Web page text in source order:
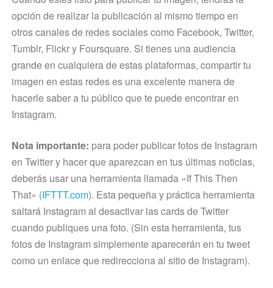
opción de realizar la publicación al mismo tiempo en
otros canales de redes sociales como Facebook, Twitter,
Tumblr, Flickr y Foursquare. Si tienes una audiencia
grande en cualquiera de estas plataformas, compartir tu
imagen en estas redes es una excelente manera de
hacerle saber a tu público que te puede encontrar en
Instagram.
Nota importante: para poder publicar fotos de Instagram
en Twitter y hacer que aparezcan en tus últimas noticias,
deberás usar una herramienta llamada «If This Then
That» (IFTTT.com). Esta pequeña y práctica herramienta
saltará Instagram al desactivar las cards de Twitter
cuando publiques una foto. (Sin esta herramienta, tus
fotos de Instagram simplemente aparecerán en tu tweet
como un enlace que redirecciona al sitio de Instagram).